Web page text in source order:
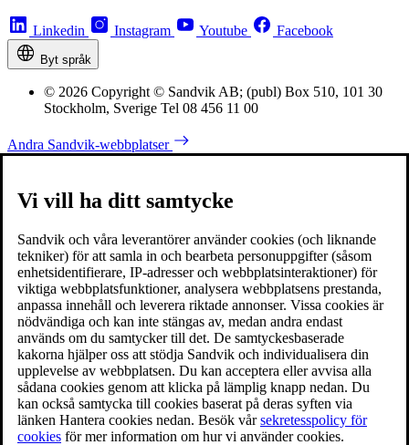
Linkedin Instagram Youtube Facebook
Byt språk
© 2026 Copyright © Sandvik AB; (publ) Box 510, 101 30
Stockholm, Sverige Tel 08 456 11 00
Andra Sandvik-webbplatser
Vi vill ha ditt samtycke
Sandvik och våra leverantörer använder cookies (och liknande
tekniker) för att samla in och bearbeta personuppgifter (såsom
enhetsidentifierare, IP-adresser och webbplatsinteraktioner) för
viktiga webbplatsfunktioner, analysera webbplatsens prestanda,
anpassa innehåll och leverera riktade annonser. Vissa cookies är
nödvändiga och kan inte stängas av, medan andra endast
används om du samtycker till det. De samtyckesbaserade
kakorna hjälper oss att stödja Sandvik och individualisera din
upplevelse av webbplatsen. Du kan acceptera eller avvisa alla
sådana cookies genom att klicka på lämplig knapp nedan. Du
kan också samtycka till cookies baserat på deras syften via
länken Hantera cookies nedan. Besök vårsekretesspolicy för
cookies för mer information om hur vi använder cookies.